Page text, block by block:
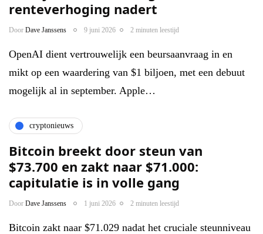
renteverhoging nadert
Door Dave Janssens 9 juni 2026 2 minuten leestijd
OpenAI dient vertrouwelijk een beursaanvraag in en
mikt op een waardering van $1 biljoen, met een debuut
mogelijk al in september. Apple…
cryptonieuws
Bitcoin breekt door steun van
$73.700 en zakt naar $71.000:
capitulatie is in volle gang
Door Dave Janssens 1 juni 2026 2 minuten leestijd
Bitcoin zakt naar $71.029 nadat het cruciale steunniveau